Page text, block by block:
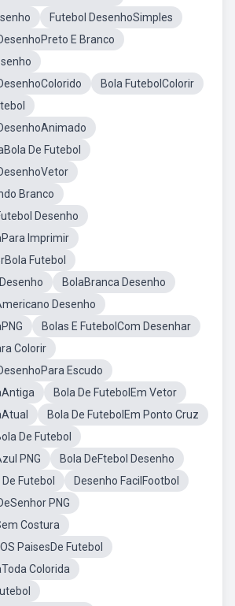
Futebol DesenhoSimples
E Branco
Bola FutebolColorir
De Futebol
Branco
Desenho
Imprimir
Futebol
BolaBranca Desenho
Desenho
Bolas E FutebolCom Desenhar
Colorir
Escudo
Bola De FutebolEm Vetor
Bola De FutebolEm Ponto Cruz
De Futebol
PNG
Bola DeFtebol Desenho
Futebol
Desenho FacilFootbol
PNG
Costura
PaisesDe Futebol
Colorida